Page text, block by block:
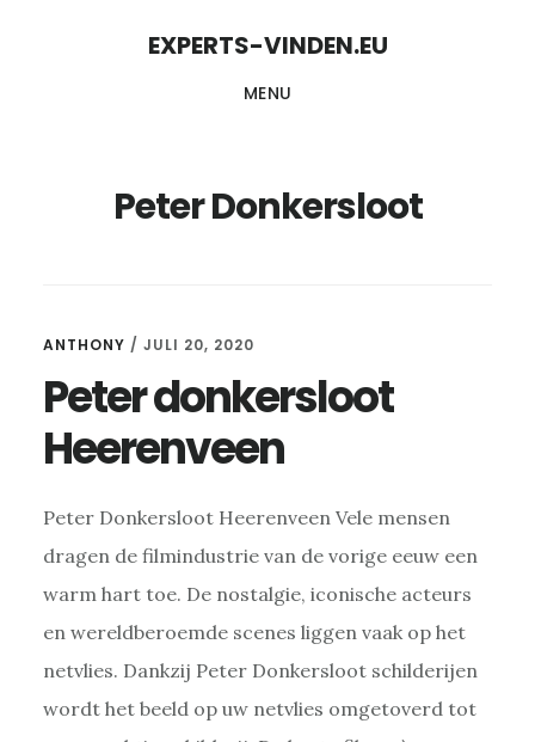
EXPERTS-VINDEN.EU
MENU
Peter Donkersloot
ANTHONY / JULI 20, 2020
Peter donkersloot
Heerenveen
Peter Donkersloot Heerenveen Vele mensen
dragen de filmindustrie van de vorige eeuw een
warm hart toe. De nostalgie, iconische acteurs
en wereldberoemde scenes liggen vaak op het
netvlies. Dankzij Peter Donkersloot schilderijen
wordt het beeld op uw netvlies omgetoverd tot